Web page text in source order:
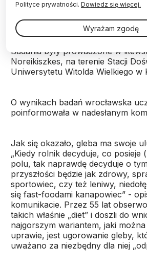
W skład zespołu weszli
Przyrodniczego we Wrocławiu.
Jamroz, prof. Jerzy Weber oraz
Piasecka. Towarzyszyli im
Badania były prowadzone w
Noreikiszkes, na terenie Stacji
Uniwersytetu Witolda Wielkiego w
O wynikach badań wrocławska
poinformowała w nadesłanym
Jak się okazało, gleba ma swoje
„Kiedy rolnik decyduje, co posieje
polu, tak naprawdę decyduje o
przyszłości będzie jak zdrowy,
sportowiec, czy też leniwy,
się fast-foodami kanapowiec” -
komunikacie. Przez 55 lat
takich właśnie „diet” i doszli do
najgorszym wariantem, jaki
uprawie, jest ugorowanie gleby,
uważano za niezbędny dla niej
Polityce prywatności. Dowiedz się więcej.
Wyrażam zgodę